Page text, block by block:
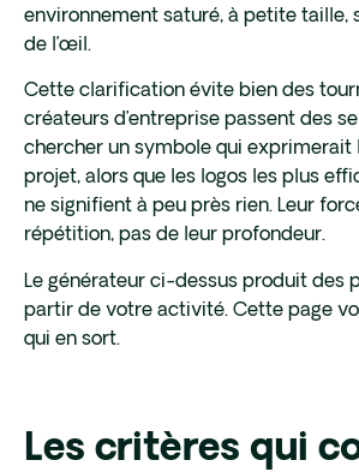
environnement saturé, à petite taille,
de l’œil.
Cette clarification évite bien des
créateurs d’entreprise passent des
chercher un symbole qui
projet, alors que les logos les plus
ne signifient à peu près rien. Leur
répétition, pas de leur profondeur.
Le générateur ci-dessus produit des
partir de votre activité. Cette page
qui en sort.
Les critères qui